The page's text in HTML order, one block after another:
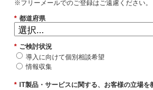
※フリーメールでのご登録はご遠慮ください。
* 都道府県
* ご検討状況
導入に向けて個別相談希望
情報収集
* IT製品・サービスに関する、お客様の立場を